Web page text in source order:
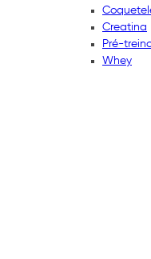
Creatina
Pré-
Whey